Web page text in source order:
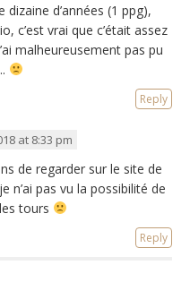
dizaine d’années (1 ppg),
c’est vrai que c’était assez
malheureusement pas pu
Reply
at 8:33 pm
de regarder sur le site de
n’ai pas vu la possibilité de
tours
Reply